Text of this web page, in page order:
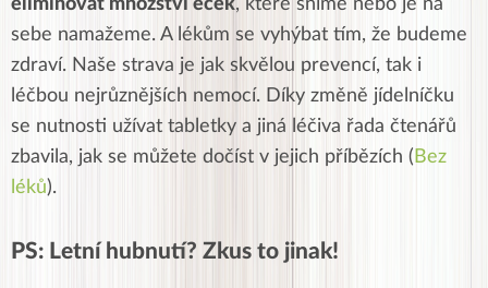
eliminovat množství éček, které sníme nebo je na
sebe namažeme. A lékům se vyhýbat tím, že budeme
zdraví. Naše strava je jak skvělou prevencí, tak i
léčbou nejrůznějších nemocí. Díky změně jídelníčku
se nutnosti užívat tabletky a jiná léčiva řada čtenářů
zbavila, jak se můžete dočíst v jejich příbězích ( Bez
léků).
PS: Letní hubnutí? Zkus to jinak!